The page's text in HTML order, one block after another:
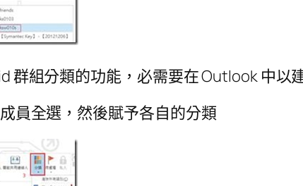
群組分類的功能，必需要在 Outlook 中以
員全選，然後賦予各自的分類